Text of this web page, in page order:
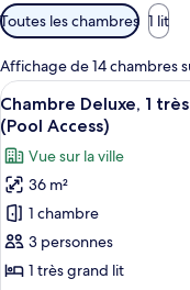
Filtres
disponibles
pour
les
chambres
Toutes les chambres 1 lit
Affichage de 14 chambres
Afficher
toutes
les
photos
pour
ce
type
de
3
Chambre Deluxe, 1
(Pool Access)
Vue sur la ville
36 m²
1 chambre
3 personnes
1 très grand lit